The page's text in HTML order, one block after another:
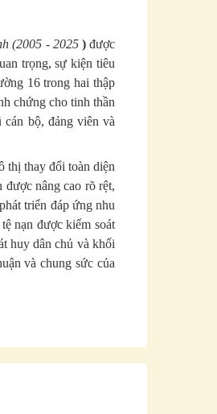
(2005 - 2025 ) được
trọng, sự kiện tiêu
16 trong hai thập
chứng cho tinh thần
bộ, đảng viên và
thị thay đổi toàn diện
nâng cao rõ rệt,
triển đáp ứng nhu
nạn được kiểm soát
huy dân chủ và khối
và chung sức của